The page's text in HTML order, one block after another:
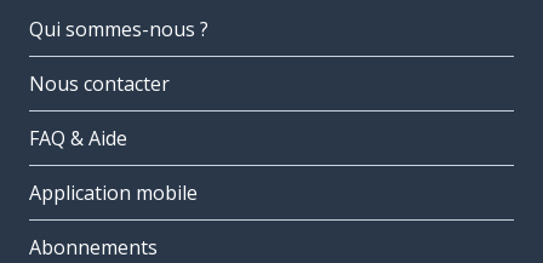
Qui sommes-nous ?
Nous contacter
FAQ & Aide
Application mobile
Abonnements